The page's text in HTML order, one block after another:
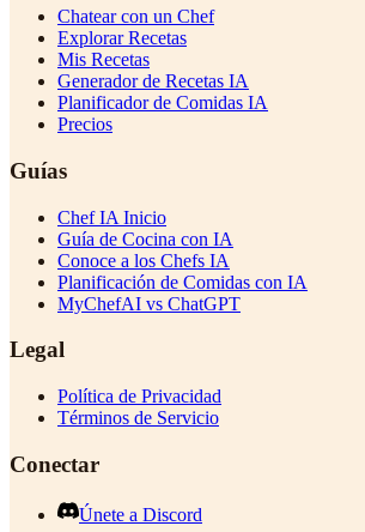
Chatear con un Chef
Explorar Recetas
Mis Recetas
Generador de Recetas IA
Planificador de Comidas IA
Precios
Guías
Chef IA Inicio
Guía de Cocina con IA
Conoce a los Chefs IA
Planificación de Comidas con IA
MyChefAI vs ChatGPT
Legal
Política de Privacidad
Términos de Servicio
Conectar
Únete a Discord